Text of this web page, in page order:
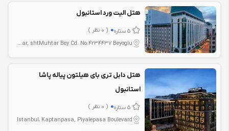
هتل الیت ورد استانبول
5 ستاره 0 ( 0 نظر )
Istanbul، sehit Muhtar, shtMuhtar Bey Cd. No:4234437 Beyoglu
هتل دابل تری بای هیلتون پیاله پاشا
استانبول
5 ستاره 0 ( 0 نظر )
Istanbul، Kaptanpasa, Piyalepasa Boulevard